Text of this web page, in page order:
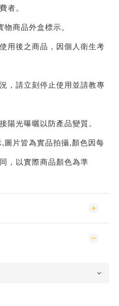
者。
商品外盒標示。
用後之商品，因個人衛生考
，請立刻停止使用並請教專
陽光曝曬以防產品變質。
片皆為實品拍攝,顏色因每
，以實際商品顏色為準